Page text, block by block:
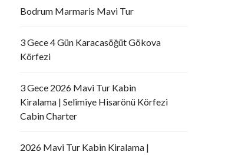
Bodrum Marmaris Mavi Tur
3 Gece 4 Gün Karacasöğüt Gökova
Körfezi
3 Gece 2026 Mavi Tur Kabin
Kiralama | Selimiye Hisarönü Körfezi
Cabin Charter
2026 Mavi Tur Kabin Kiralama |